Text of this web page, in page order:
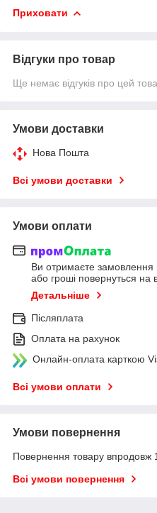
Приховати
Відгуки про товар
Ще немає відгуків про цей
Умови доставки
Нова Пошта
Всі умови доставки
Умови оплати
Ви отримаєте замовлення
або гроші повернуться на
Детальніше
Післяплата
Оплата на рахунок
Онлайн-оплата карткою
Всі умови оплати
Умови повернення
Повернення товару впродовж
Всі умови повернення